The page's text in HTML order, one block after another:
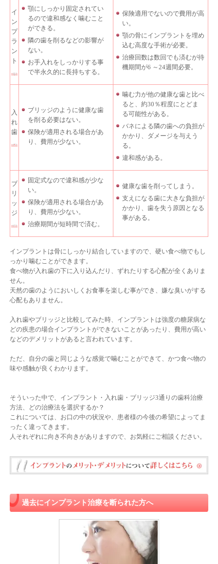
イ
ン
プ
ラ
ン
ト
顎にしっかり固定されてい
るので違和感なく噛むこと
ができる。
隣の歯を削るなどの影響が
ない。
お手入れをしっかりする事
で半永久的に長持ちする。
保険適用でないので費用が高
い。
顎の骨にインプラントを埋め
込む高度な手術が必要。
治療回数は数回でも済むが待
機期間が6 ～24週間必要。
入
れ
歯
ブリッジのように健康な歯
を削る必要はない。
保険が適用される場合があ
り、費用が少ない。
噛む力が他の健康な歯と比べ
ると、約30％程度にとどま
る可能性がある。
バネによる隣の歯への負担が
かかり、ダメージを与えう
る。
違和感がある。
ブ
リ
ッ
ジ
固定式なので違和感が少な
い。
保険が適用される場合があ
り、費用が少ない。
治療期間が短時間で済む。
健康な歯を削ってしまう。
支えになる歯に大きな負担が
かかり、歯を失う原因となる
事がある。
インプラントは骨にしっかり結合していますので、硬い食べ物でもし
っかり噛むことができます。
食べ物が入れ歯の下に入り込んだり、ずれたりする心配が全くありま
せん。
天然の歯のようにおいしくお食事を楽しむ事ができ、嫌な臭いがする
心配もありません。
入れ歯やブリッジと比較してみた時、インプラントは強度の糖尿病な
どの疾患の場合インプラントができないことがあったり、費用が高い
などのデメリットがあると言われています。
ただ、自分の歯と同じような感覚で噛むことができて、かつ食べ物の
味や感触が良くわかります。
そういった中で、インプラント・入れ歯・ブリッジ3通りの歯科治療
方法、どの治療法を選択するか？
これについては、お口の中の状況や、患者様の今後の希望によってま
ったく違ってきます。
人それぞれに向き不向きがありますので、お気軽にご相談ください。
過去にインプラント治療を断られた方へ